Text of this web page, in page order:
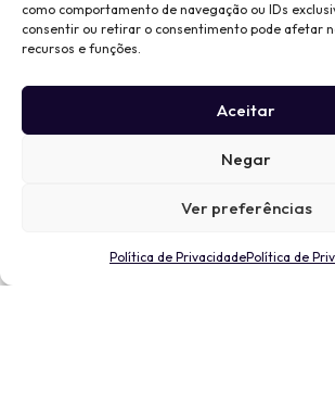
como comportamento de navegação ou IDs
consentir ou retirar o consentimento pode afetar
recursos e funções.
Aceitar
Negar
Ver preferências
Política de PrivacidadePolítica de